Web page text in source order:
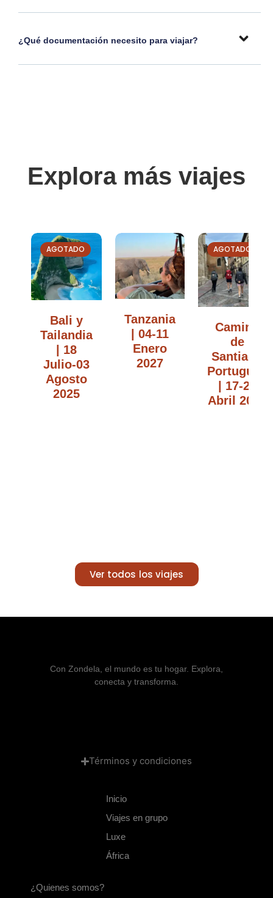
¿Qué documentación necesito para viajar?
Explora más viajes
AGOTADO
Bali y
Tailandia
| 18
Julio-03
Agosto
2025
Tanzania
| 04-11
Enero
2027
AGOTADO
Camino
de
Santiago
Portugués
| 17-25
Abril 2025
Ver todos los viajes
Con Zondela, el mundo es tu hogar. Explora,
conecta y transforma.
Términos y condiciones
Inicio
Viajes en grupo
Luxe
África
¿Quienes somos?